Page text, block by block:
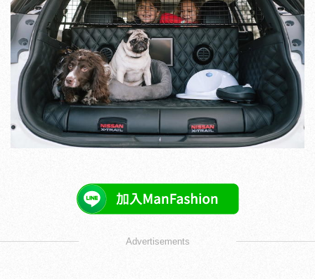
Advertisements